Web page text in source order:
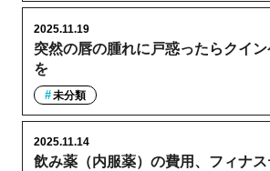
突然の唇の腫れに戸惑ったらクイ
を
2025.11.19
未分類
飲み薬（内服薬）の費用、フィナ
2025.11.14